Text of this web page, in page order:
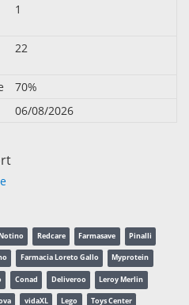
1
22
70%
06/08/2026
Redcare Farmasave Pinalli
Farmacia Loreto Gallo Myprotein
Conad Deliveroo Leroy Merlin
vidaXL Lego Toys Center